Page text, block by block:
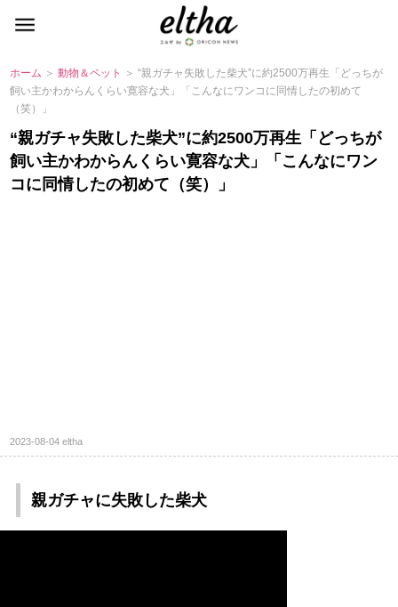
ホーム ＞動物＆ペット
＞ “親ガチャ失敗した柴犬”に約2500万再生「どっちが
飼い主かわからんくらい寛容な犬」「こんなにワンコに同情したの初めて
（笑）」
“親ガチャ失敗した柴犬”に約2500万再生「どっちが
飼い主かわからんくらい寛容な犬」「こんなにワン
コに同情したの初めて（笑）」
2023-08-04eltha
親ガチャに失敗した柴犬